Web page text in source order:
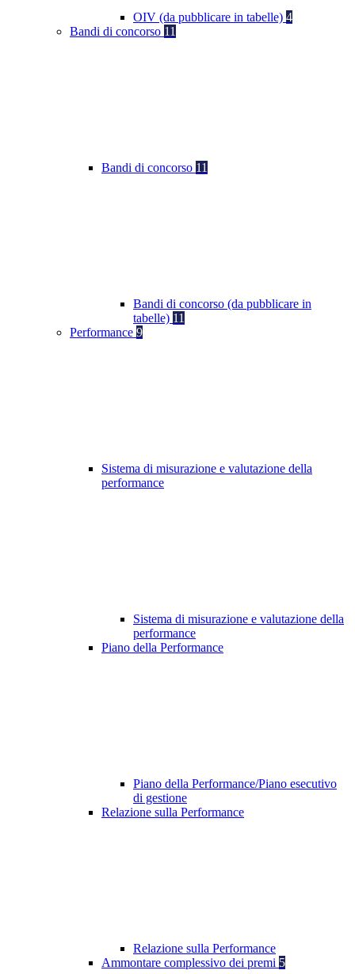
OIV (da pubblicare in tabelle) 4
Bandi di concorso 11
Bandi di concorso 11
Bandi di concorso (da pubblicare in
tabelle) 11
Performance 9
Sistema di misurazione e valutazione della
performance
Sistema di misurazione e valutazione della
performance
Piano della Performance
Piano della Performance/Piano esecutivo
di gestione
Relazione sulla Performance
Relazione sulla Performance
Ammontare complessivo dei premi 5